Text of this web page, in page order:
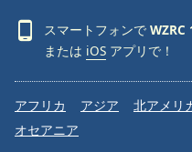
スマートフォンで WZRC
または iOS アプリで！
アフリカ アジア 北アメリ
オセアニア